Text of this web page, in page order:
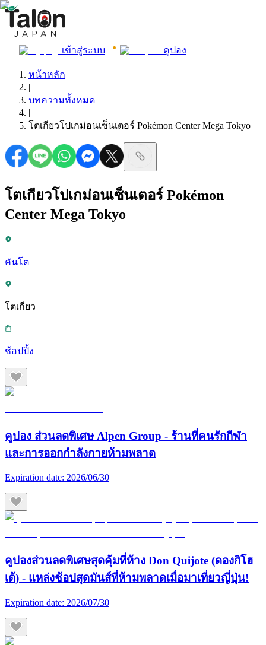
เข้าสู่ระบบ คูปอง
หน้าหลัก
|
บทความทั้งหมด
|
โตเกียวโปเกม่อนเซ็นเตอร์ Pokémon Center Mega Tokyo
โตเกียวโปเกม่อนเซ็นเตอร์ Pokémon
Center Mega Tokyo
คันโต
โตเกียว
ช้อปปิ้ง
คูปอง ส่วนลดพิเศษ Alpen Group - ร้านที่คนรักกีฬา
และการออกกำลังกายห้ามพลาด
Expiration date: 2026/06/30
คูปองส่วนลดพิเศษสุดคุ้มที่ห้าง Don Quijote (ดองกิโฮ
เต้) - แหล่งช้อปสุดมันส์ที่ห้ามพลาดเมื่อมาเที่ยวญี่ปุ่น!
Expiration date: 2026/07/30